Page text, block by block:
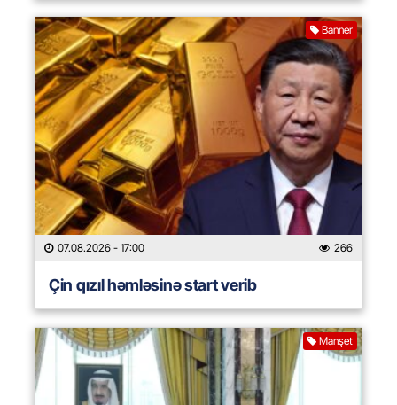
Banner
07.08.2026 - 17:00 266
Çin qızıl həmləsinə start verib
Manşet